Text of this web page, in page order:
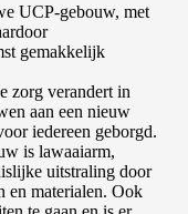
UCP-gebouw, met
gemakkelijk
zorg verandert in
aan een nieuw
iedereen geborgd.
is lawaaiarm,
uitstraling door
en materialen. Ook